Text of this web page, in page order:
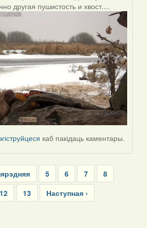
другая пушистость и хвост....
каб пакідаць каментары.
Page
5 Page
6 Page
7 Page
8
Page
12 Page
13
Next
page
Наступная ›